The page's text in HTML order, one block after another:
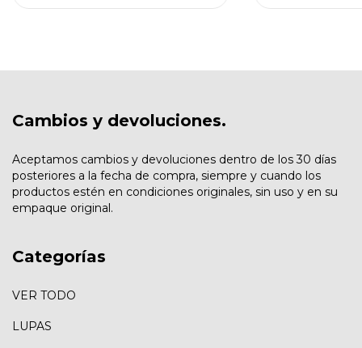
Cambios y devoluciones.
Aceptamos cambios y devoluciones dentro de los 30 días
posteriores a la fecha de compra, siempre y cuando los
productos estén en condiciones originales, sin uso y en su
empaque original.
Categorías
VER TODO
LUPAS